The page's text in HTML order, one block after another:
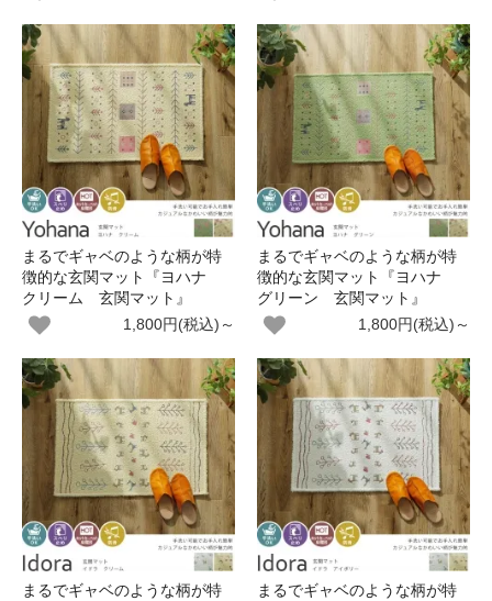
まるでギャベのような柄が特
徴的な玄関マット『ヨハナ
クリーム 玄関マット』
1,800円(税込)～
まるでギャベのような柄が特
徴的な玄関マット『ヨハナ
グリーン 玄関マット』
1,800円(税込)～
まるでギャベのような柄が特
まるでギャベのような柄が特